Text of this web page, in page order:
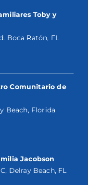
Toby y
Boca Ratón, FL
Comunitario de
Beach, Florida
Jacobson
Delray Beach, FL